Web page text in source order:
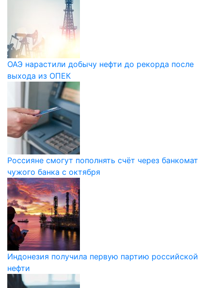
ОАЭ нарастили добычу нефти до рекорда после
выхода из ОПЕК
Россияне смогут пополнять счёт через банкомат
чужого банка с октября
Индонезия получила первую партию российской
нефти